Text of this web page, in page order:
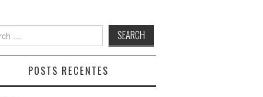
POSTS RECENTES